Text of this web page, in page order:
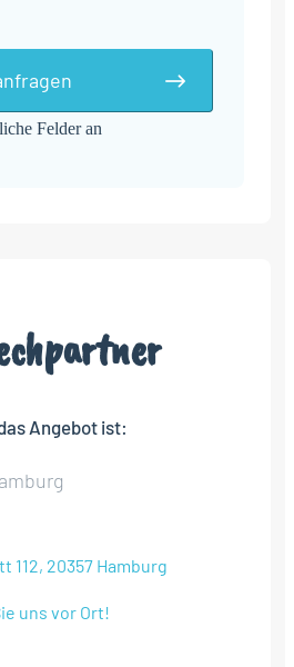
Felder an
Angebot ist:
112, 20357 Hamburg
uns vor Ort!